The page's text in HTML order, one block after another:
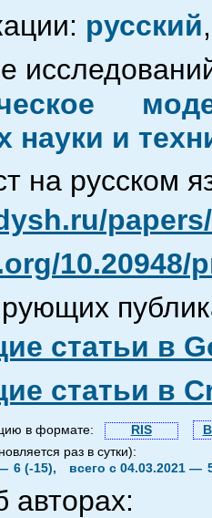
русский,
науки и
на русском
10.20948/
статьи в
статьи в
в формате: RIS
раз в сутки):
6 (-15), всего с 04.03.2021 —
авторах: